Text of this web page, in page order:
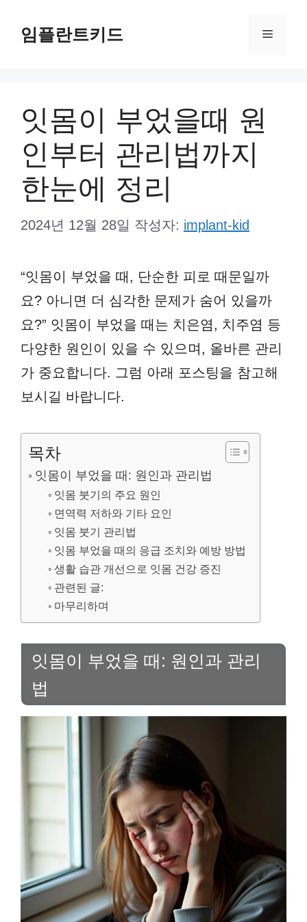
임플란트키드 메
잇몸이 부었을때 원
인부터 관리법까지
한눈에 정리
2024년 12월 28일 작성자: implant-kid
“잇몸이 부었을 때, 단순한 피로 때문일까
요? 아니면 더 심각한 문제가 숨어 있을까
요?” 잇몸이 부었을 때는 치은염, 치주염 등
다양한 원인이 있을 수 있으며, 올바른 관리
가 중요합니다. 그럼 아래 포스팅을 참고해
보시길 바랍니다.
목차
잇몸이 부었을 때: 원인과 관리법
잇몸 붓기의 주요 원인
면역력 저하와 기타 요인
잇몸 붓기 관리법
잇몸 부었을 때의 응급 조치와 예방 방법
생활 습관 개선으로 잇몸 건강 증진
관련된 글:
마무리하며
잇몸이 부었을 때: 원인과 관리
법